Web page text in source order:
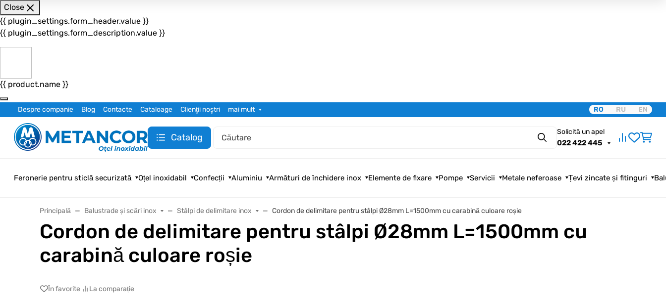
Close
{{ plugin_settings.form_header.value }}
{{ plugin_settings.form_description.value }}
{{ product.name }}
Despre companie Blog Contacte Cataloage Clienţii noştri mai mult RO RU EN
Catalog Căutare
Solicită un apel
022 422 445
Feronerie pentru sticlă securizată Oțel inoxidabil Confecții Aluminiu Armături de închidere inox Elemente de fixare Pompe Servicii Metale neferoase Țevi zincate și fitinguri
Principală Balustrade și scări inox Stâlpi de delimitare inox Cordon de delimitare pentru stâlpi Ø28mm L=1500mm cu carabină culoare roșie
Cordon de delimitare pentru stâlpi Ø28mm L=1500mm cu
carabină culoare roșie
În favorite La comparație